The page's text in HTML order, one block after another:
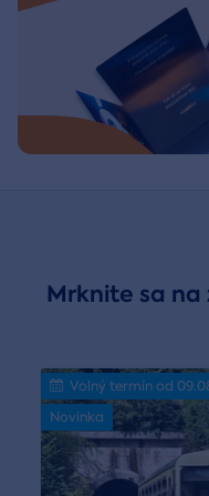
Mrknite sa
Volný termín od
Novinka